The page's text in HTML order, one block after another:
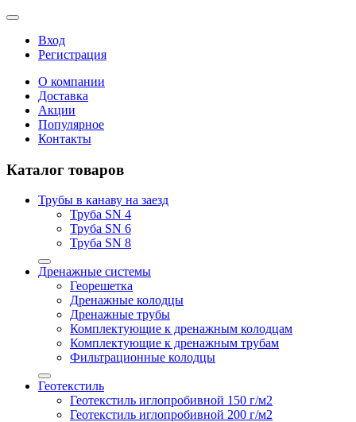
Вход
Регистрация
О компании
Доставка
Акции
Популярное
Контакты
Каталог товаров
Трубы в канаву на заезд
Труба SN 4
Труба SN 6
Труба SN 8
Дренажные системы
Георешетка
Дренажные колодцы
Дренажные трубы
Комплектующие к дренажным колодцам
Комплектующие к дренажным трубам
Фильтрационные колодцы
Геотекстиль
Геотекстиль иглопробивной 150 г/м2
Геотекстиль иглопробивной 200 г/м2